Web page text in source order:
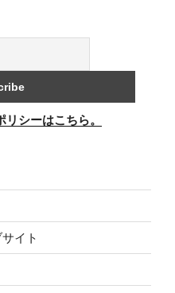
シーはこちら。
イト